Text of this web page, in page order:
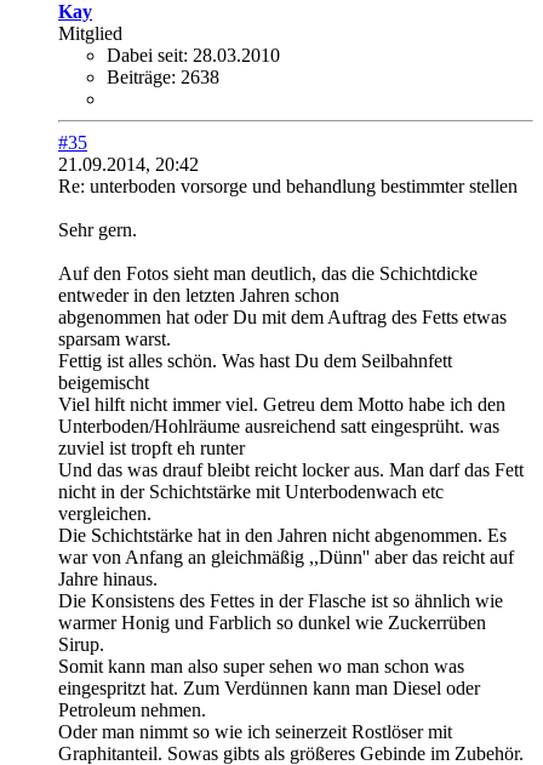
Kay
Mitglied
Dabei seit: 28.03.2010
Beiträge: 2638
#35
21.09.2014, 20:42
Re: unterboden vorsorge und behandlung bestimmter stellen
Sehr gern.
Auf den Fotos sieht man deutlich, das die Schichtdicke
entweder in den letzten Jahren schon
abgenommen hat oder Du mit dem Auftrag des Fetts etwas
sparsam warst.
Fettig ist alles schön. Was hast Du dem Seilbahnfett
beigemischt
Viel hilft nicht immer viel. Getreu dem Motto habe ich den
Unterboden/Hohlräume ausreichend satt eingesprüht. was
zuviel ist tropft eh runter
Und das was drauf bleibt reicht locker aus. Man darf das Fett
nicht in der Schichtstärke mit Unterbodenwach etc
vergleichen.
Die Schichtstärke hat in den Jahren nicht abgenommen. Es
war von Anfang an gleichmäßig ,,Dünn'' aber das reicht auf
Jahre hinaus.
Die Konsistens des Fettes in der Flasche ist so ähnlich wie
warmer Honig und Farblich so dunkel wie Zuckerrüben
Sirup.
Somit kann man also super sehen wo man schon was
eingespritzt hat. Zum Verdünnen kann man Diesel oder
Petroleum nehmen.
Oder man nimmt so wie ich seinerzeit Rostlöser mit
Graphitanteil. Sowas gibts als größeres Gebinde im Zubehör.